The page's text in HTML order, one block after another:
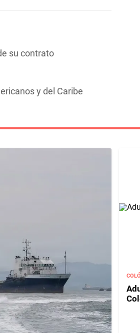
su contrato
y del Caribe